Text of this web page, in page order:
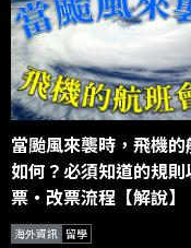
當颱風來襲時，飛機
如何？必須知道的規則
票・改票流程【解說】
海外資訊 留學